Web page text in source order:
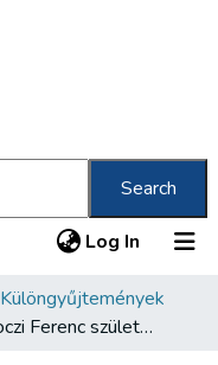
Search
Log In (current)
Különgyűjtemények
A II. Rákoczi Ferenc születéshelyét jelző emléktábla leleplezési ünnepélye alkalmával mondott megnyitó beszéd és költemények